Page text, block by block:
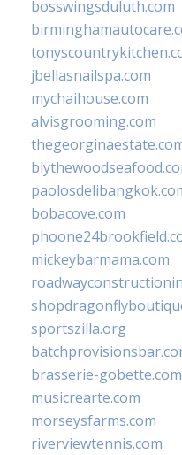
bosswingsduluth.com
jbellasnailspa.com
mychaihouse.com
alvisgrooming.com
bobacove.com
mickeybarmama.com
sportszilla.org
brasserie-gobette.com
musicrearte.com
morseysfarms.com
riverviewtennis.com